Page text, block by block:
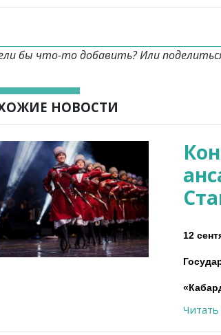
бы что-то добавить? Или
НОВОСТИ
12
Читать